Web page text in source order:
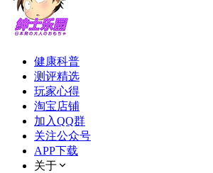
健康科普
测评精选
玩家心得
淘宝店铺
加入QQ群
关注公众号
APP下载
关于